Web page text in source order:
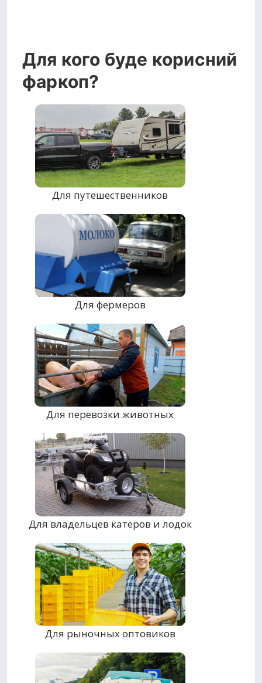
Для кого буде корисний
фаркоп?
Для путешественников
Для фермеров
Для перевозки животных
Для владельцев катеров и лодок
Для рыночных оптовиков